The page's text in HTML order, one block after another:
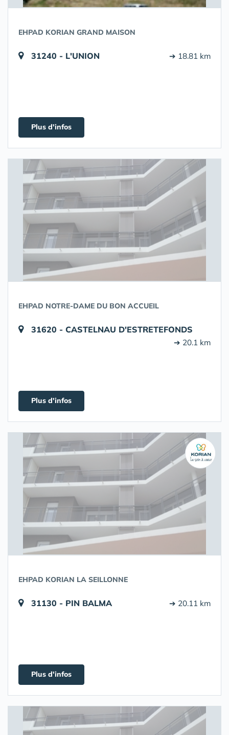
EHPAD KORIAN GRAND MAISON
31240 - L'UNION ➔ 18.81 km
Plus d'infos
EHPAD NOTRE-DAME DU BON ACCUEIL
31620 - CASTELNAU D'ESTRETEFONDS
➔ 20.1 km
Plus d'infos
EHPAD KORIAN LA SEILLONNE
31130 - PIN BALMA ➔ 20.11 km
Plus d'infos